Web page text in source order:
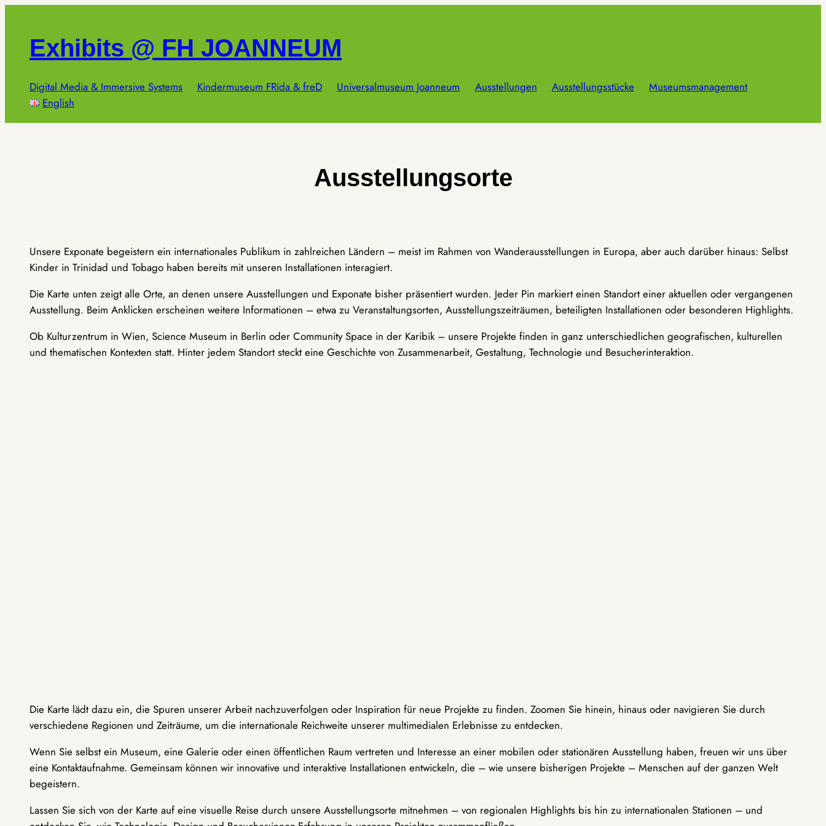
springenExhibits @ FH JOANNEUM
Digital Media & Immersive Systems Kindermuseum FRida & freD Universalmuseum Joanneum Ausstellungen Ausstellungsstücke
Museumsmanagement
English
Ausstellungsorte
Unsere Exponate begeistern ein internationales Publikum in zahlreichen Ländern – meist im Rahmen von Wanderausstellungen in Europa, aber auch darüber hinaus: Selbst
Kinder in Trinidad und Tobago haben bereits mit unseren Installationen interagiert.
Die Karte unten zeigt alle Orte, an denen unsere Ausstellungen und Exponate bisher präsentiert wurden. Jeder Pin markiert einen Standort einer aktuellen oder vergangenen
Ausstellung. Beim Anklicken erscheinen weitere Informationen – etwa zu Veranstaltungsorten, Ausstellungszeiträumen, beteiligten Installationen oder besonderen Highlights.
Ob Kulturzentrum in Wien, Science Museum in Berlin oder Community Space in der Karibik – unsere Projekte finden in ganz unterschiedlichen geografischen, kulturellen
und thematischen Kontexten statt. Hinter jedem Standort steckt eine Geschichte von Zusammenarbeit, Gestaltung, Technologie und Besucherinteraktion.
Die Karte lädt dazu ein, die Spuren unserer Arbeit nachzuverfolgen oder Inspiration für neue Projekte zu finden. Zoomen Sie hinein, hinaus oder navigieren Sie durch
verschiedene Regionen und Zeiträume, um die internationale Reichweite unserer multimedialen Erlebnisse zu entdecken.
Wenn Sie selbst ein Museum, eine Galerie oder einen öffentlichen Raum vertreten und Interesse an einer mobilen oder stationären Ausstellung haben, freuen wir uns über
eine Kontaktaufnahme. Gemeinsam können wir innovative und interaktive Installationen entwickeln, die – wie unsere bisherigen Projekte – Menschen auf der ganzen Welt
begeistern.
Lassen Sie sich von der Karte auf eine visuelle Reise durch unsere Ausstellungsorte mitnehmen – von regionalen Highlights bis hin zu internationalen Stationen – und